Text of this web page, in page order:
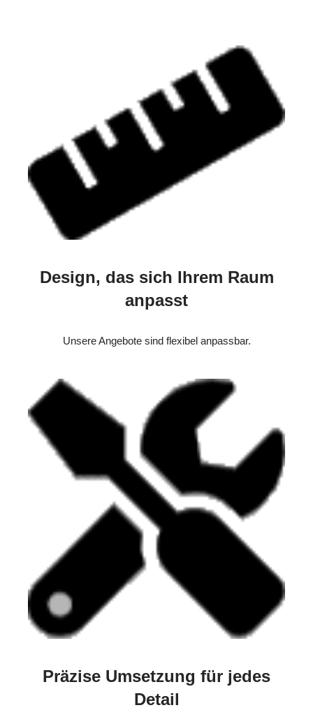
Design, das sich Ihrem Raum
anpasst
Unsere Angebote sind flexibel anpassbar.
Präzise Umsetzung für jedes
Detail